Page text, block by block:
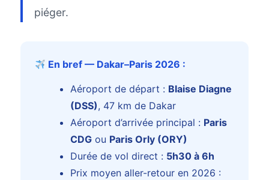
piéger.
En bref — Dakar–Paris 2026 :
Aéroport de départ : Blaise Diagne
(DSS), 47 km de Dakar
Aéroport d’arrivée principal : Paris
CDG ou Paris Orly (ORY)
Durée de vol direct : 5h30 à 6h
Prix moyen aller-retour en 2026 :